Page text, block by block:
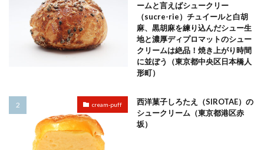
ームと言えばシュークリー
（sucre-rie）チュイールと白胡
麻、黒胡麻を練り込んだシュー生
地と濃厚ディプロマットのシュー
クリームは絶品！焼き上がり時間
に並ぼう（東京都中央区日本橋人
形町）
cream-puff
西洋菓子しろたえ（SIROTAE）の
シュークリーム（東京都港区赤
坂）